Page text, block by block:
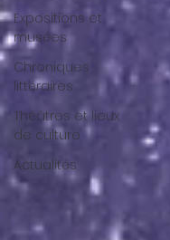
Expositions et
musées
Chroniques
littéraires
Théâtres et lieux
de culture
Actualités